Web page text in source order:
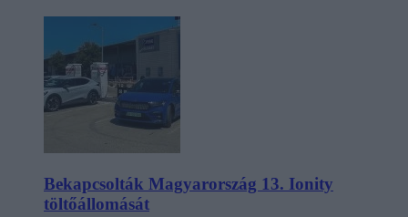
Bekapcsolták Magyarország 13. Ionity
töltőállomását